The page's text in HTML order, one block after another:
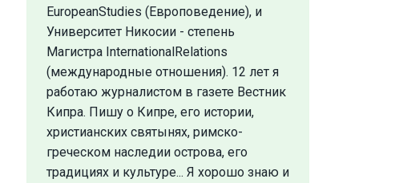
EuropeanStudies (Европоведение), и
Университет Никосии - степень
Магистра InternationalRelations
(международные отношения). 12 лет я
работаю журналистом в газете Вестник
Кипра. Пишу о Кипре, его истории,
христианских святынях, римско-
греческом наследии острова, его
традициях и культуре... Я хорошо знаю и